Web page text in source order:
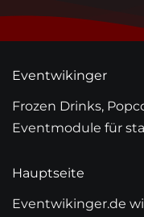
Eventwikinger
Frozen Drinks,
Eventmodule für
Hauptseite
Eventwikinger.de